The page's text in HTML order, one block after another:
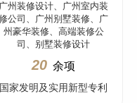
20 余项
国家发明及实用新型专利